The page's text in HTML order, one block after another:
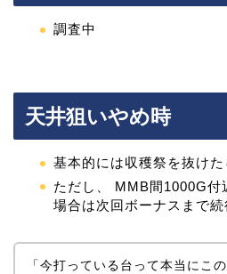
調査中
天井狙いやめ時
基本的には収穫祭を抜けた
ただし、 MMB間1000G付
場合は次回ボーナスまで
「今打っている台って本当にこ